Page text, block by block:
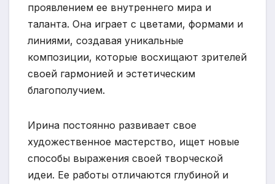
проявлением ее внутреннего мира и
таланта. Она играет с цветами, формами и
линиями, создавая уникальные
композиции, которые восхищают зрителей
своей гармонией и эстетическим
благополучием.
Ирина постоянно развивает свое
художественное мастерство, ищет новые
способы выражения своей творческой
идеи. Ее работы отличаются глубиной и